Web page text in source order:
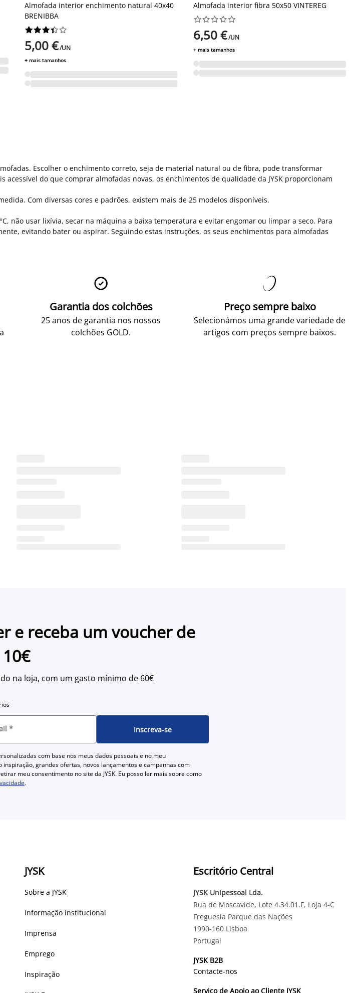
Almofada interior enchimento natural 40x40
BRENIBBA






5,00 €/UN
+ mais tamanhos
Almofada interior fibra 50x50 VINTEREG






6,50 €/UN
+ mais tamanhos
Escolher o enchimento correto, seja de material natural ou de fibra, pode transformar
do que comprar almofadas novas, os enchimentos de qualidade da JYSK proporcionam
Com diversas cores e padrões, existem mais de 25 modelos disponíveis.
não usar lixívia, secar na máquina a baixa temperatura e evitar engomar ou limpar a seco. Para
evitando bater ou aspirar. Seguindo estas instruções, os seus enchimentos para almofadas

Garantia dos colchões
25 anos de garantia nos nossos
colchões GOLD.

Preço sempre baixo
Selecionámos uma grande variedade de
artigos com preços sempre baixos.
e receba um voucher de
10€
na loja, com um gasto mínimo de 60€
* Inscreva-se
com base nos meus dados pessoais e no meu
grandes ofertas, novos lançamentos e campanhas com
meu consentimento no site da JYSK. Eu posso ler mais sobre como
.
JYSK
Sobre a JYSK
Informação institucional
Imprensa
Emprego
Inspiração
Escritório Central
JYSK Unipessoal Lda.
Rua de Moscavide, Lote 4.34.01.F, Loja 4-C
Freguesia Parque das Nações
1990-160 Lisboa
Portugal
JYSK B2B
Contacte-nos
Serviço de Apoio ao Cliente JYSK